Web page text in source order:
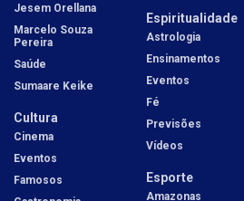
Jesem Orellana
Marcelo Souza
Pereira
Saúde
Sumaare Keike
Cultura
Cinema
Eventos
Famosos
Espiritualidade
Astrologia
Ensinamentos
Eventos
Fé
Previsões
Vídeos
Esporte
Amazonas